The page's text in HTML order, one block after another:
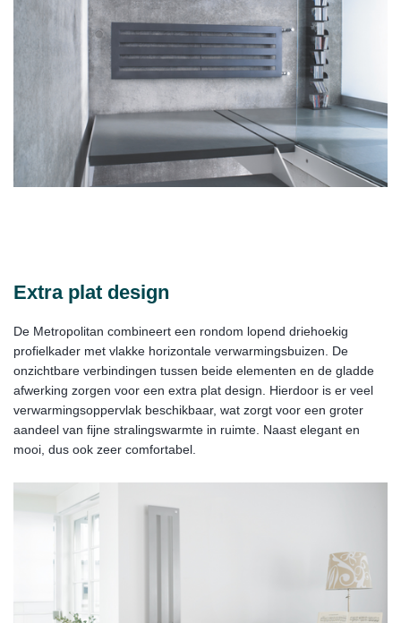
Extra plat design
De Metropolitan combineert een rondom lopend driehoekig
profielkader met vlakke horizontale verwarmingsbuizen. De
onzichtbare verbindingen tussen beide elementen en de gladde
afwerking zorgen voor een extra plat design. Hierdoor is er veel
verwarmingsoppervlak beschikbaar, wat zorgt voor een groter
aandeel van fijne stralingswarmte in ruimte. Naast elegant en
mooi, dus ook zeer comfortabel.